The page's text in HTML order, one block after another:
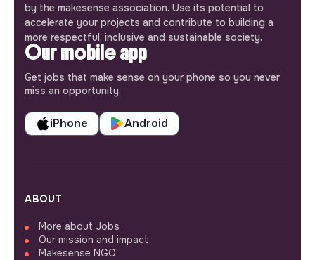
by the makesense association. Use its potential to
accelerate your projects and contribute to building a
more respectful, inclusive and sustainable society.
Our mobile app
Get jobs that make sense on your phone so you never
miss an opportunity.
iPhone Android
ABOUT
More about Jobs
Our mission and impact
Makesense NGO